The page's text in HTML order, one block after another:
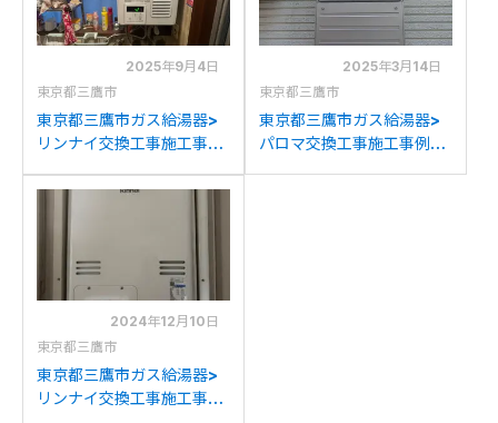
2025年9月4日
東京都三鷹市
東京都三鷹市ガス給湯器>
リンナイ交換工事施工事
ンナイRUX-
V1615SWFA(B)-Eへの交
2025年3月14日
東京都三鷹市
東京都三鷹市ガス給湯器>
パロマ交換工事施工事例：
2024年12月10日
東京都三鷹市
東京都三鷹市ガス給湯器>
リンナイ交換工事施工事